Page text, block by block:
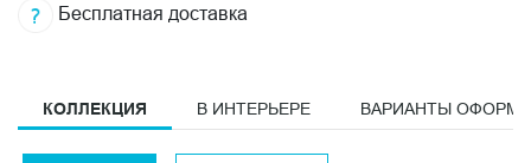
Бесплатная доставка
КОЛЛЕКЦИЯ В ИНТЕРЬЕРЕ ВАРИАНТЫ